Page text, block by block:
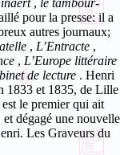
, le tambour-
pour la presse: il a
autres journaux;
, L’Entracte ,
, L’Europe littéraire
de lecture . Henri
1833 et 1835, de Lille
le premier qui ait
dégagé une nouvelle
Les Graveurs du